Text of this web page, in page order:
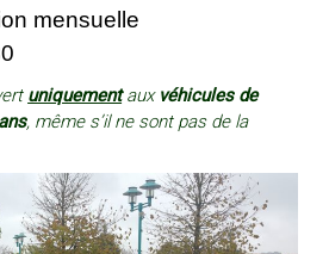
mensuelle
uniquementaux véhicules de
, même s’il ne sont pas de la